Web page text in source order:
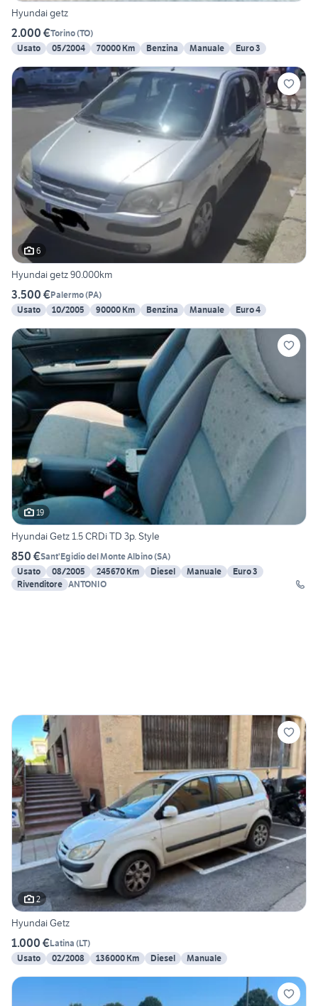
Hyundai getz
2.000 €Torino(TO)
Usato
05/2004 70000 Km Benzina Manuale Euro 3
6
Hyundai getz 90.000km
3.500 €Palermo(PA)
Usato
10/2005 90000 Km Benzina Manuale Euro 4
19
Hyundai Getz 1.5 CRDi TD 3p. Style
850 €Sant'Egidio del Monte Albino(SA)
Usato
08/2005 245670 Km Diesel Manuale
Euro 3
Rivenditore ANTONIO
2
Hyundai Getz
1.000 €Latina (LT)
Usato
02/2008 136000 Km Diesel Manuale